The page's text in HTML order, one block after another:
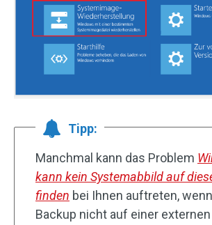
Tipp:
Manchmal kann das Problem
kann kein Systemabbild auf
finden bei Ihnen auftreten,
Backup nicht auf einer